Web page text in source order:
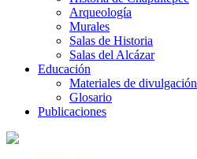
Arqueología
Murales
Salas de Historia
Salas del Alcázar
Educación
Materiales de divulgación
Glosario
Publicaciones